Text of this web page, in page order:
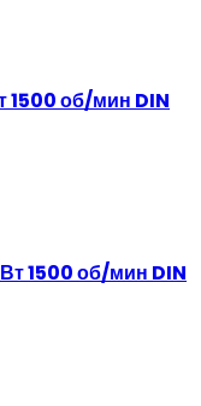
1500 об/мин DIN
1500 об/мин DIN